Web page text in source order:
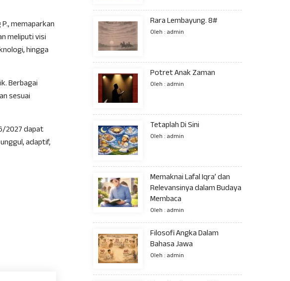
memaparkan
meliputi visi
hingga
Berbagai
sesuai
2027 dapat
adaptif,
Rara Lembayung. 8#
Oleh : admin
Potret Anak Zaman
Oleh : admin
Tetaplah Di Sini
Oleh : admin
Memaknai Lafal Iqra’ dan
Relevansinya dalam Budaya
Membaca
Oleh : admin
Filosofi Angka Dalam
Bahasa Jawa
Oleh : admin